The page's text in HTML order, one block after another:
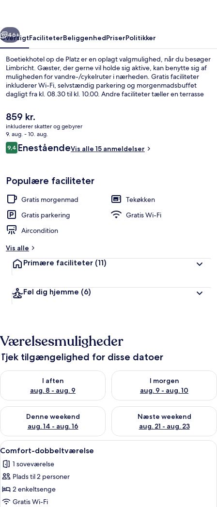
Næste
46+
OversigtFaciliteterBeliggenhedPriserPolitikker
Boetiekhotel op de Platz er en oplagt valgmulighed, når du besøger
Limbricht. Gæster, der gerne vil holde sig aktive, kan benytte sig af
muligheden for vandre-/cykelruter i nærheden. Gratis faciliteter
inkluderer Wi-Fi, selvstændig parkering og morgenmadsbuffet
dagligt fra kl. 08.30 til kl. 10.00. Andre faciliteter tæller en terrasse
Den
nuværende
pris
er
859 kr.
859 kr.
inkluderer skatter og gebyrer
9. aug. - 10. aug.
Anmeldelser
9,49,4 ud af 10.
EneståendeVis alle 15 anmeldelser
Populære faciliteter
Gratis morgenmad
Tekøkken
Gratis parkering
Gratis Wi-Fi
Aircondition
Vis alle
Primære faciliteter (11)
Føl dig hjemme (6)
Værelsesmuligheder
Tjek tilgængelighed for disse datoer
I aften
aug. 8 - aug. 9
Tjek tilgængelighed for i aften aug. 8 - aug. 9
I morgen
aug. 9 - aug. 10
Tjek tilgængelighed for i
Denne weekend
aug. 14 - aug. 16
Tjek tilgængelighed for denne weekend aug. 14 - aug. 16
Næste weekend
aug. 21 - aug. 23
Tjek tilgængelighed for næste
Indlæs
alle
billeder
af
Comfort-
dobbeltværelse
Et soveværelse med en stor seng,
19
Comfort-dobbeltværelse
1 soveværelse
Plads til 2 personer
2 enkeltsenge
Gratis Wi-Fi